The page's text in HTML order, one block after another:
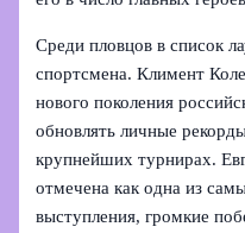
Среди пловцов в список
спортсмена. Климент
нового поколения
обновлять личные
крупнейших турнирах.
отмечена как одна из
выступления, громкие